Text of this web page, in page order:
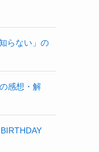
らない」の
感想・解